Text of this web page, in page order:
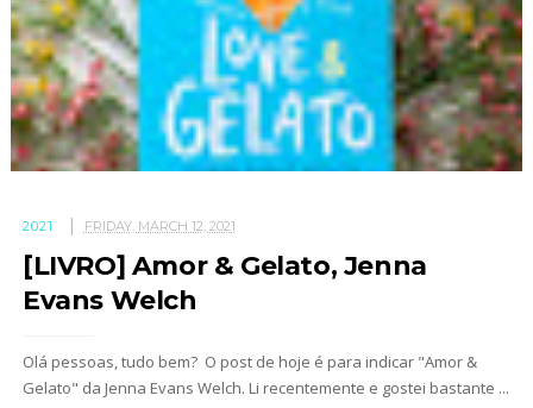
2021 FRIDAY, MARCH 12, 2021
[LIVRO] Amor & Gelato, Jenna
Evans Welch
Olá pessoas, tudo bem? O post de hoje é para indicar "Amor &
Gelato" da Jenna Evans Welch. Li recentemente e gostei bastante ...